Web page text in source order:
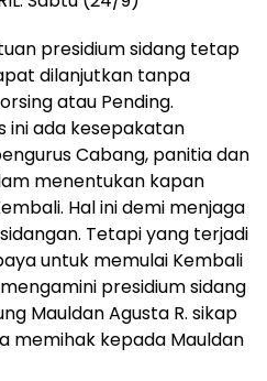
presidium sidang tetap
dilanjutkan tanpa
atau Pending.
ini ada kesepakatan
Cabang, panitia dan
menentukan kapan
Hal ini demi menjaga
Tetapi yang terjadi
untuk memulai Kembali
presidium sidang
Mauldan Agusta R. sikap
memihak kepada Mauldan